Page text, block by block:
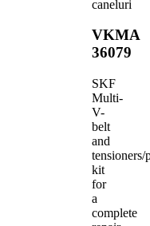
caneluri
VKMA
36079
SKF
Multi-
V-
belt
and
tensioners/
kit
for
a
complete